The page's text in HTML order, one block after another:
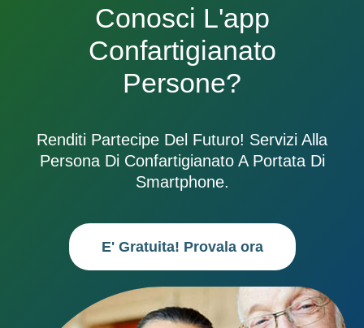
Conosci L'app
Confartigianato
Persone?
Renditi Partecipe Del Futuro! Servizi Alla
Persona Di Confartigianato A Portata Di
Smartphone.
E' Gratuita! Provala ora